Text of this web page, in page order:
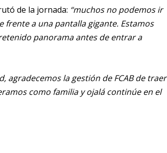
de la jornada: “muchos no podemos ir
frente a una pantalla gigante. Estamos
panorama antes de entrar a
agradecemos la gestión de FCAB de traer
como familia y ojalá continúe en el